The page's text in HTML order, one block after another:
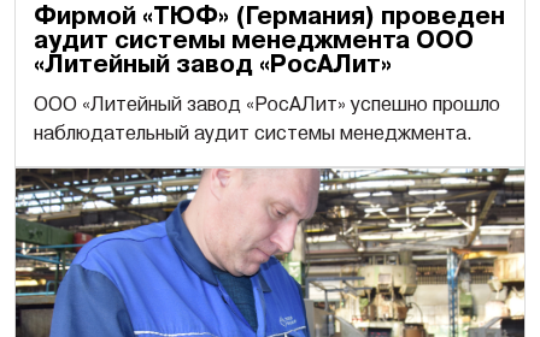
Фирмой «ТЮФ» (Германия) проведен
аудит системы менеджмента ООО
«Литейный завод «РосАЛит»
ООО «Литейный завод «РосАЛит» успешно прошло
наблюдательный аудит системы менеджмента.